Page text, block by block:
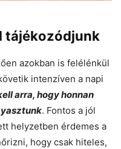
tájékozódjunk
azokban is felélénkül
intenzíven a napi
arra, hogy honnan
. Fontos a jól
helyzetben érdemes a
hogy csak hiteles,